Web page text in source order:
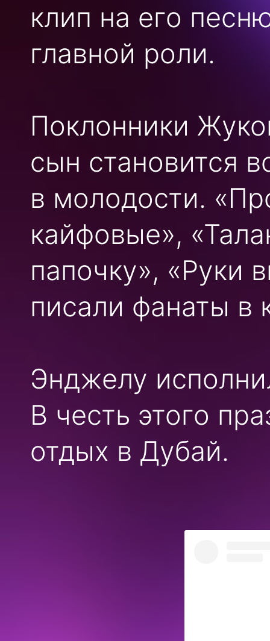
клип на его
главной роли.
Поклонники
сын становится
в молодости.
кайфовые»,
папочку», «Руки
писали фанаты в
Энджелу
В честь этого
отдых в Дубай.